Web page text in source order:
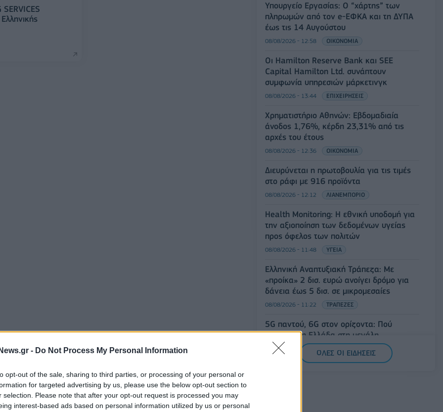
- Do Not Process My Personal Information
opt-out of the sale, sharing to third parties, or processing of your personal or
for targeted advertising by us, please use the below opt-out section to
selection. Please note that after your opt-out request is processed you may
interest-based ads based on personal information utilized by us or personal
Υπουργείο Εργασίας: Ο “χάρτης” των
πληρωμών από τον e-ΕΦΚΑ και τη ΔΥΠΑ
έως τις 14 Αυγούστου
08/08/2026 - 12:58 ΟΙΚΟΝΟΜΙΑ
Οι Hamilton Reserve Bank και SEE
Capital Hamilton Ltd. συνάπτουν
συμφωνία υπηρεσιών μάρκετινγκ
08/08/2026 - 13:44 ΕΠΙΧΕΙΡΗΣΕΙΣ
Χρηματιστήριο Αθηνών: Εβδομαδιαία
άνοδος 1,76%, κέρδη 23,31% από τις
αρχές του έτους
08/08/2026 - 12:36 ΟΙΚΟΝΟΜΙΑ
Διευρύνεται η πρωτοβουλία για τις τιμές
στο ράφι με 916 προϊόντα
08/08/2026 - 12:12 ΛΙΑΝΕΜΠΟΡΙΟ
Health Monitoring: Η εθνική υποδομή για
την αξιοποίηση των δεδομένων υγείας
προς όφελος των πολιτών
08/08/2026 - 11:48 ΥΓΕΙΑ
Ελληνική Αναπτυξιακή Τράπεζα: Με
«προίκα» 2 δισ. ευρώ ανοίγει δρόμο για
δάνεια έως 5 δισ. σε μικρομεσαίες
08/08/2026 - 11:22 ΤΡΑΠΕΖΕΣ
5G παντού, 6G στον ορίζοντα: Πού
βρίσκεται η Ελλάδα στη μεγάλη
τεχνολογική μετάβαση
08/08/2026 - 10:54
ΟΛΕΣ ΟΙ ΕΙΔΗΣΕΙΣ